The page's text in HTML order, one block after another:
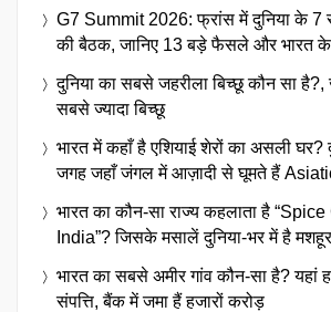
G7 Summit 2026: फ्रांस में दुनिया के 7
की बैठक, जानिए 13 बड़े फैसले और भारत के
दुनिया का सबसे जहरीला बिच्छू कौन सा है?,
सबसे ज्यादा बिच्छू
भारत में कहाँ है एशियाई शेरों का असली घर?
जगह जहाँ जंगल में आज़ादी से घूमते हैं
भारत का कौन-सा राज्य कहलाता है
India”? जिसके मसालें दुनिया-भर में है मशहूर
भारत का सबसे अमीर गांव कौन-सा है? यहां
संपत्ति, बैंक में जमा हैं हजारों करोड़